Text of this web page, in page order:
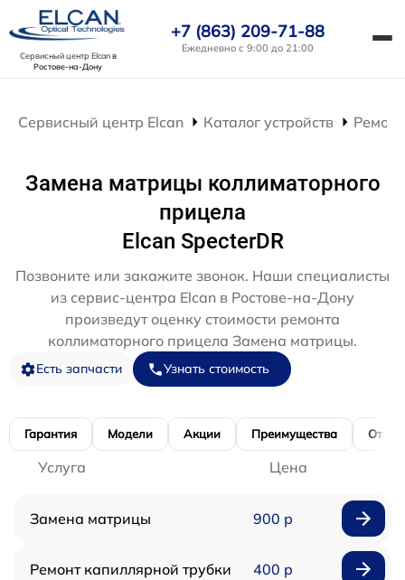
Сервисный центр Elcanв
Ростове-на-Дону
+7 (863) 209-71-88
Ежедневно с 9:00 до 21:00
Сервисный центр Elcan Каталог устройств
Замена матрицы коллиматорного
прицела
Elcan SpecterDR
Позвоните или закажите звонок. Наши специалисты
из сервис-центра Elcan в Ростове-на-Дону
произведут оценку стоимости ремонта
коллиматорного прицела Замена матрицы.
Есть запчасти Узнать стоимость
Гарантия Модели Акции Преимущества
Услуга Цена
Замена матрицы 900 р
Ремонт капиллярной трубки 400 р